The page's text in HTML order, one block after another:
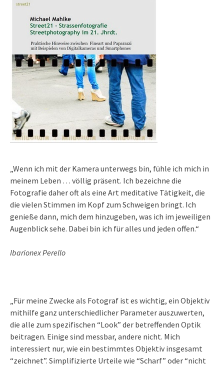
„Wenn ich mit der Kamera unterwegs bin, fühle ich mich in
meinem Leben … völlig präsent. Ich bezeichne die
Fotografie daher oft als eine Art meditative Tätigkeit, die
die vielen Stimmen im Kopf zum Schweigen bringt. Ich
genieße dann, mich dem hinzugeben, was ich im jeweiligen
Augenblick sehe. Dabei bin ich für alles und jeden offen.“
Ibarionex Perello
„Für meine Zwecke als Fotograf ist es wichtig, ein Objektiv
mithilfe ganz unterschiedlicher Parameter auszuwerten,
die alle zum spezifischen “Look” der betreffenden Optik
beitragen. Einige sind messbar, andere nicht. Mich
interessiert nur, wie ein bestimmtes Objektiv insgesamt
“zeichnet”. Simplifizierte Urteile wie “Scharf” oder “nicht